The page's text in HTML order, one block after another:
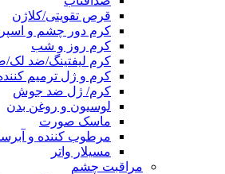
قرص تقویتی/کلاژن
کرم دور چشم و
کرم روز و شب
کرم لیفتینگ/ضد
کرم و ژل ترمیم
کرم/ ژل ضد جوش
لوسیون و روغن بدن
ماسک صورت
مرطوب کننده و
مسیلار واتر
مراقبت چشم